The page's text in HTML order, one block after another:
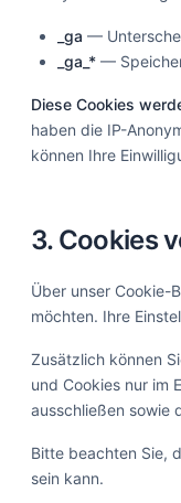
_ga —
_ga_* —
Diese Cookies
haben die IP-
können Ihre
3. Cookies
Über unser Cookie-
möchten. Ihre
Zusätzlich können
und Cookies nur im
ausschließen sowie
Bitte beachten Sie,
sein kann.